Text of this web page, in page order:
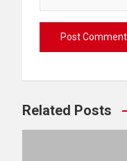
Related Posts